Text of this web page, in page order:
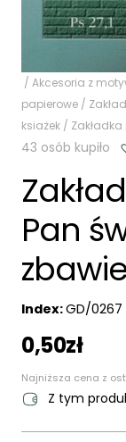
/ Akcesoria z
papierowe /
ksiażek /
43 osób kupiło
Pan
Index:GD/0267
0,50zł
Najniższa cena z
Z tym